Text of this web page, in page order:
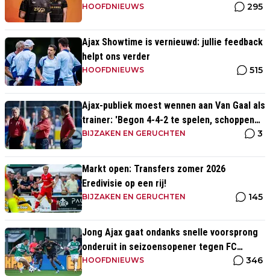
momenten uit clubhistorie
HOOFDNIEUWS 295
Ajax Showtime is vernieuwd: jullie feedback
helpt ons verder
HOOFDNIEUWS 515
Ajax-publiek moest wennen aan Van Gaal als
trainer: 'Begon 4-4-2 te spelen, schoppen
tegen de kerk'
BIJZAKEN EN GERUCHTEN 3
Markt open: Transfers zomer 2026
Eredivisie op een rij!
BIJZAKEN EN GERUCHTEN 145
Jong Ajax gaat ondanks snelle voorsprong
onderuit in seizoensopener tegen FC
Dordrecht
HOOFDNIEUWS 346